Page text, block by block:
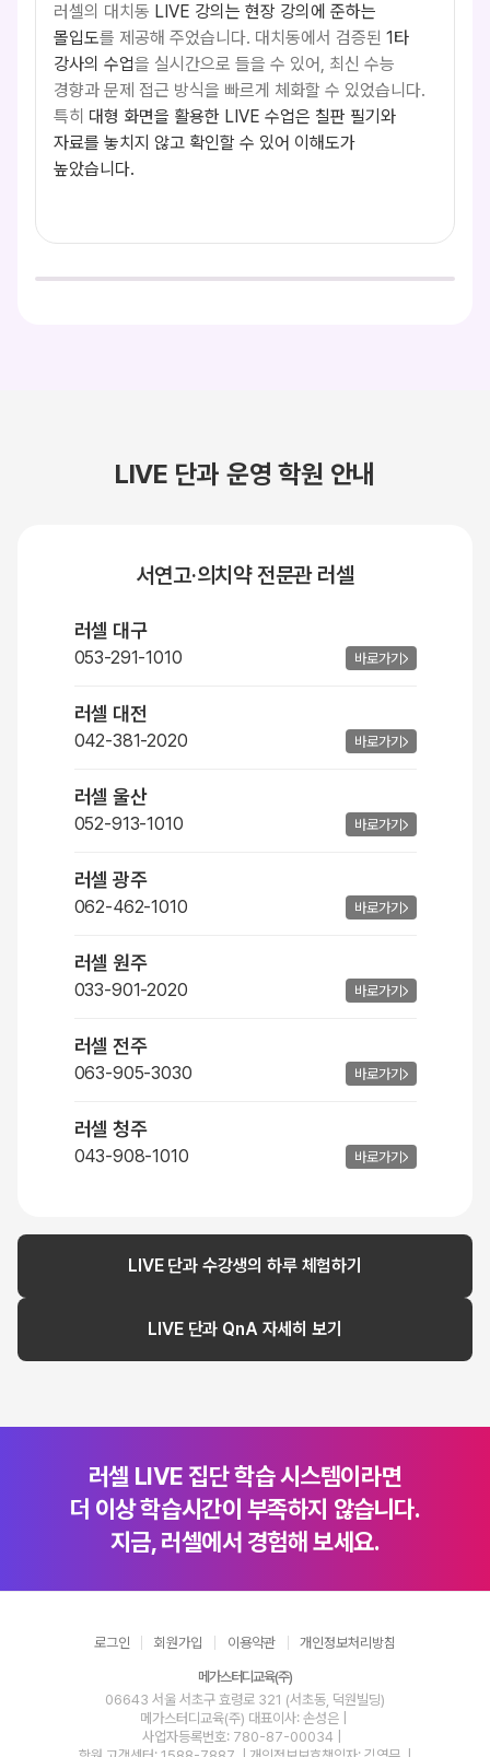
러셀의 대치동 LIVE 강의는 현장 강의에 준하는
몰입도를 제공해 주었습니다. 대치동에서 검증된 1타
강사의 수업을 실시간으로 들을 수 있어, 최신 수능
경향과 문제 접근 방식을 빠르게 체화할 수 있었습니다.
특히 대형 화면을 활용한 LIVE 수업은 칠판 필기와
자료를 놓치지 않고 확인할 수 있어 이해도가
높았습니다.
LIVE 단과 운영 학원 안내
서연고·의치약 전문관 러셀
러셀 대구
053-291-1010 바로가기
러셀 대전
042-381-2020 바로가기
러셀 울산
052-913-1010 바로가기
러셀 광주
062-462-1010 바로가기
러셀 원주
033-901-2020 바로가기
러셀 전주
063-905-3030 바로가기
러셀 청주
043-908-1010 바로가기
LIVE 단과 수강생의 하루 체험하기
LIVE 단과 QnA 자세히 보기
러셀 LIVE 집단 학습 시스템이라면
더 이상 학습시간이 부족하지 않습니다.
지금, 러셀에서 경험해 보세요.
로그인 회원가입 이용약관 개인정보처리방침
메가스터디교육(주)
06643 서울 서초구 효령로 321 (서초동, 덕원빌딩)
메가스터디교육(주) 대표이사: 손성은 |
사업자등록번호: 780-87-00034